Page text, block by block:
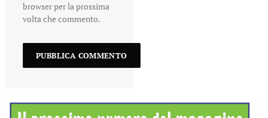
browser per la prossima
volta che commento.